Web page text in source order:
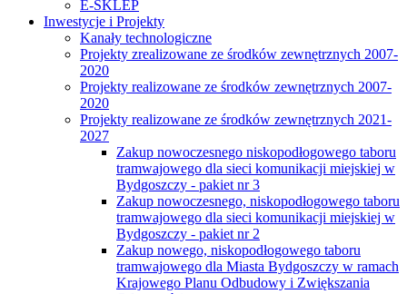
E-SKLEP
Inwestycje i Projekty
Kanały technologiczne
Projekty zrealizowane ze środków zewnętrznych 2007-
2020
Projekty realizowane ze środków zewnętrznych 2007-
2020
Projekty realizowane ze środków zewnętrznych 2021-
2027
Zakup nowoczesnego niskopodłogowego taboru
tramwajowego dla sieci komunikacji miejskiej w
Bydgoszczy - pakiet nr 3
Zakup nowoczesnego, niskopodłogowego taboru
tramwajowego dla sieci komunikacji miejskiej w
Bydgoszczy - pakiet nr 2
Zakup nowego, niskopodłogowego taboru
tramwajowego dla Miasta Bydgoszczy w ramach
Krajowego Planu Odbudowy i Zwiększania